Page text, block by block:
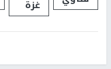
غزة